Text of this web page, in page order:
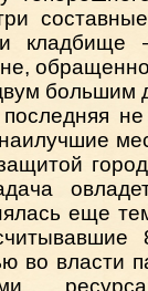
и
большим
еще
во власти